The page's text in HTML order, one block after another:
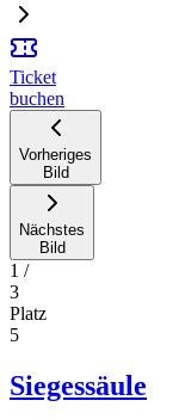
Ticket
buchen
Vorheriges
Bild
Nächstes
Bild
1 /
3
Platz
5
Siegessäule